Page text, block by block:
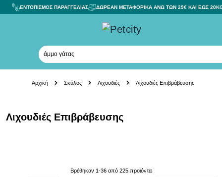
ΕΝΤΟΠΙΣΜΟΣ ΠΑΡΑΓΓΕΛΙΑΣ ΔΩΡΕΑΝ ΜΕΤΑΦΟΡΙΚΑ ΑΝΩ ΤΩΝ 29€ ΚΑΙ ΕΩΣ
άμμο γάτας
Αρχική Σκύλος Λιχουδιές Λιχουδιές Επιβράβευσης
Skip to product list
Λιχουδιές Επιβράβευσης
Βρέθηκαν 1-36 από 225 προϊόντα